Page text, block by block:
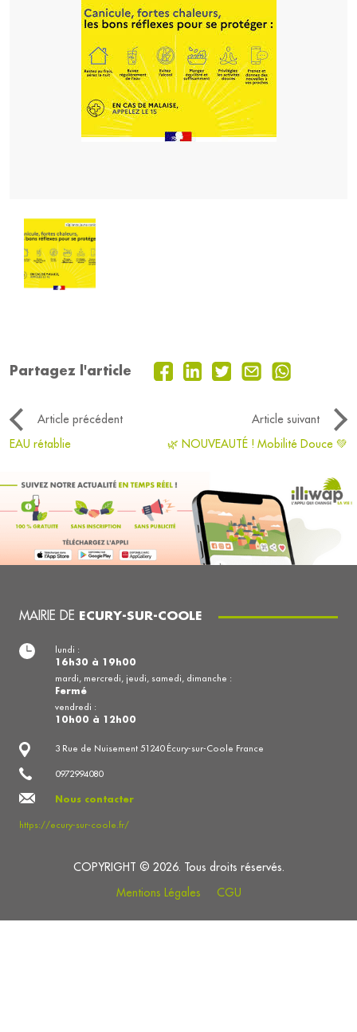
Partagez l'article
Article précédent
Article suivant
EAU rétablie
🌿 NOUVEAUTÉ ! Mobilité Douce 💚
MAIRIE DE ECURY-SUR-COOLE
3 Rue de Nuisement 51240 Écury-sur-Coole France
0972994080
Nous contacter
https://ecury-sur-coole.fr/
lundi :
16h30 à 19h00
mardi, mercredi, jeudi, samedi, dimanche :
Fermé
vendredi :
10h00 à 12h00
COPYRIGHT © 2026. Tous droits réservés.
Mentions Légales
CGU